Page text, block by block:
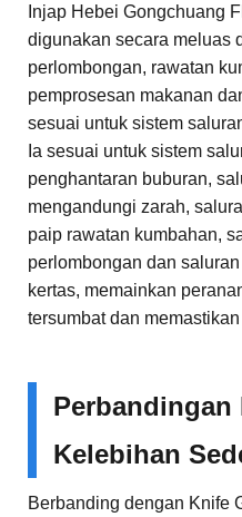
Injap Hebei Gongchuang
digunakan secara meluas
perlombongan, rawatan
pemprosesan makanan
sesuai untuk sistem
Ia sesuai untuk sistem
penghantaran buburan,
mengandungi zarah,
paip rawatan kumbahan,
perlombongan dan
kertas, memainkan
tersumbat dan
Perbandingan
Kelebihan
Berbanding dengan Knife